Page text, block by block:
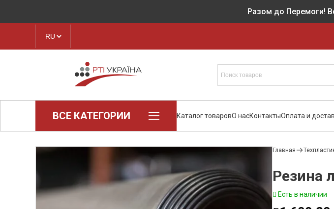
Разом до Перемоги!
ВСЕ КАТЕГОРИИ
Паронит
Техпластина, листовая резина
полимеры
Ленты транспортерные
Каталог товаровО насКонтактыОплата и
Главная
Резина
Есть в наличии